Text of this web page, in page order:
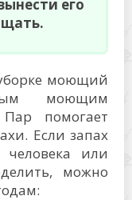
его
моющий
моющим
Пар помогает
Если запах
человека или
можно